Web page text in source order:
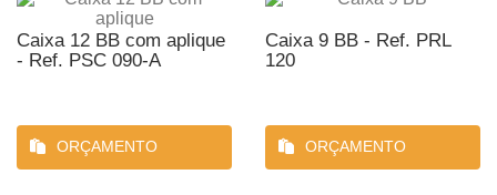
Caixa 12 BB com aplique
- Ref. PSC 090-A
ORÇAMENTO
Caixa 9 BB - Ref. PRL
120
ORÇAMENTO